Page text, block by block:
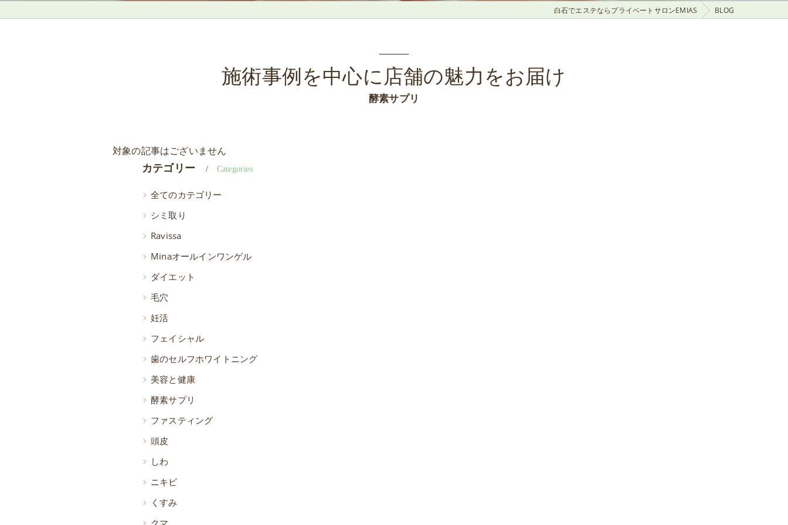
白石でエステならプライベートサロンEMIAS BLOG
施術事例を中心に店舗の魅力をお届け
酵素サプリ
対象の記事はございません
カテゴリー Categories
全てのカテゴリー
シミ取り
Ravissa
Minaオールインワンゲル
ダイエット
毛穴
妊活
フェイシャル
歯のセルフホワイトニング
美容と健康
酵素サプリ
ファスティング
頭皮
しわ
ニキビ
くすみ